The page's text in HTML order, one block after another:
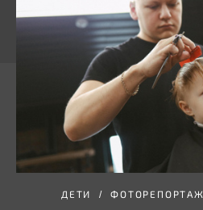
ДЕТИ ФОТОРЕПОРТАЖ